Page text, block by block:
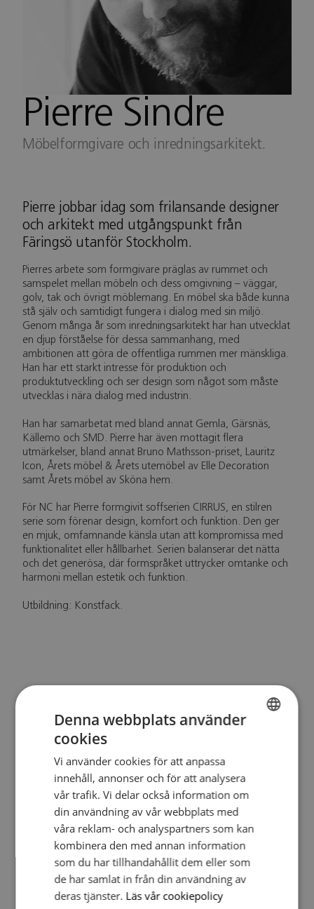
Pierre Sindre
Möbelformgivare och inredningsarkitekt.
Pierre jobbar idag som frilansande designer
och arkitekt med utgångspunkt från
Färingsö utanför Stockholm.
Pierres arbete som formgivare präglas av rummet och
samspelet mellan möbeln och dess omgivning – väggar,
golv, tak och övrigt möblemang. En möbel ska både kunna
stå själv och samtidigt fungera i dialog med sin miljö.
Genom många år som inredningsarkitekt har han utvecklat
en djup förståelse för dessa sammanhang, med
ambitionen att göra de offentliga rummen mer mänskliga.
Han har ett starkt intresse för produktion och
produktutveckling och ser design som något som måste
utvecklas i nära dialog med industrin.
Han har samarbetat med bland annat Gemla, Gärsnäs,
Källemo och SMD. Pierre har även mottagit flera
utmärkelser, bland annat Bruno Mathsson-priset, Lauritz
Icon, Årets möbel & Årets utemöbel av Elle Decoration
samt Årets möbel av Sköna hem.
För NC har Pierre formgivit soffserien CIRRUS, en stilren
serie som förenar design, komfort och funktion. Den ger
en mjuk, omfamnande känsla utan att kompromissa med
funktionalitet eller hållbarhet. Serien balanserar det nätta
och det generösa, där formspråket uttrycker omtanke och
harmoni mellan estetik och funktion.
Utbildning: Konstfack.
Denna webbplats använder
cookies
Vi använder cookies för att anpassa
innehåll, annonser och för att analysera
vår trafik. Vi delar också information om
din användning av vår webbplats med
våra reklam- och analyspartners som kan
kombinera den med annan information
som du har tillhandahållit dem eller som
de har samlat in från din användning av
deras tjänster. Läs vår cookiepolicy